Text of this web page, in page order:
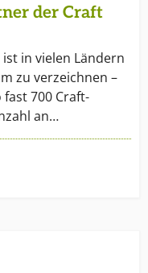
der Craft
in vielen Ländern
zu verzeichnen –
700 Craft-
an…